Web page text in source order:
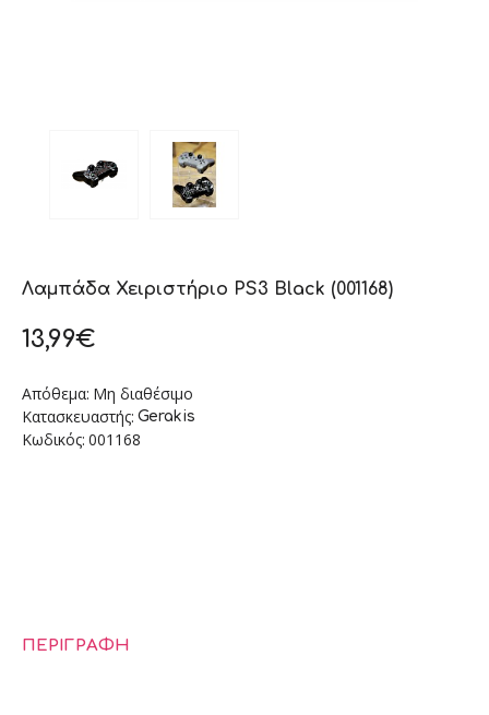
Λαμπάδα Χειριστήριο PS3 Black (001168)
Απόθεμα: Μη διαθέσιμο
Κατασκευαστής: Gerakis
Κωδικός: 001168
13,99€
ΠΕΡΙΓΡΑΦΉ